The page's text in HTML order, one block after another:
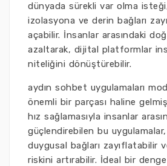
dünyada sürekli var olma
izolasyona ve derin bağları
açabilir. İnsanlar arasındaki
azaltarak, dijital platformlar
niteliğini dönüştürebilir.
aydın sohbet uygulamaları
önemli bir parçası haline
hız sağlamasıyla insanlar
güçlendirebilen bu
duygusal bağları zayıflatabilir
riskini artırabilir. İdeal bir